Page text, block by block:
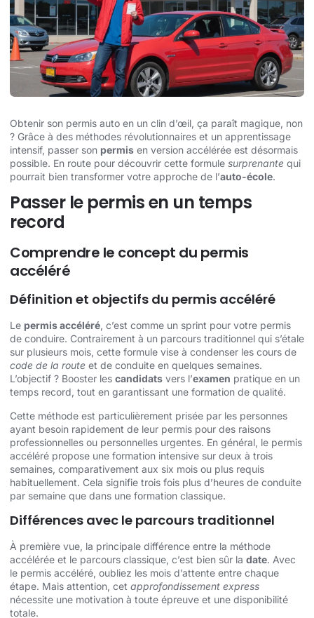
Obtenir son permis auto en un clin d’œil, ça paraît magique, non
? Grâce à des méthodes révolutionnaires et un apprentissage
intensif, passer son permis en version accélérée est désormais
possible. En route pour découvrir cette formule surprenante qui
pourrait bien transformer votre approche de l’auto-école.
Passer le permis en un temps
record
Comprendre le concept du permis
accéléré
Définition et objectifs du permis accéléré
Le permis accéléré, c’est comme un sprint pour votre permis
de conduire. Contrairement à un parcours traditionnel qui s’étale
sur plusieurs mois, cette formule vise à condenser les cours de
code de la route et de conduite en quelques semaines.
L’objectif ? Booster les candidats vers l’examen pratique en un
temps record, tout en garantissant une formation de qualité.
Cette méthode est particulièrement prisée par les personnes
ayant besoin rapidement de leur permis pour des raisons
professionnelles ou personnelles urgentes. En général, le permis
accéléré propose une formation intensive sur deux à trois
semaines, comparativement aux six mois ou plus requis
habituellement. Cela signifie trois fois plus d’heures de conduite
par semaine que dans une formation classique.
Différences avec le parcours traditionnel
À première vue, la principale différence entre la méthode
accélérée et le parcours classique, c’est bien sûr la date. Avec
le permis accéléré, oubliez les mois d’attente entre chaque
étape. Mais attention, cet approfondissement express
nécessite une motivation à toute épreuve et une disponibilité
totale.